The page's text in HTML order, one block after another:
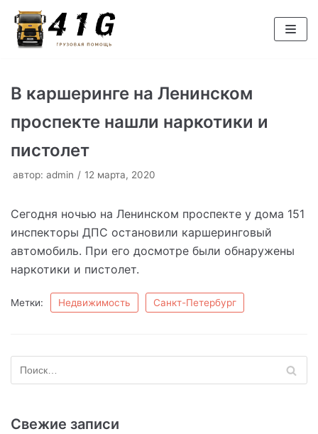
Перейти
к
В каршеринге на Ленинском
проспекте нашли наркотики и
пистолет
автор: admin 12 марта, 2020
Сегодня ночью на Ленинском проспекте у дома 151
инспекторы ДПС остановили каршеринговый
автомобиль. При его досмотре были обнаружены
наркотики и пистолет.
Метки: Недвижимость Санкт-Петербург
Свежие записи